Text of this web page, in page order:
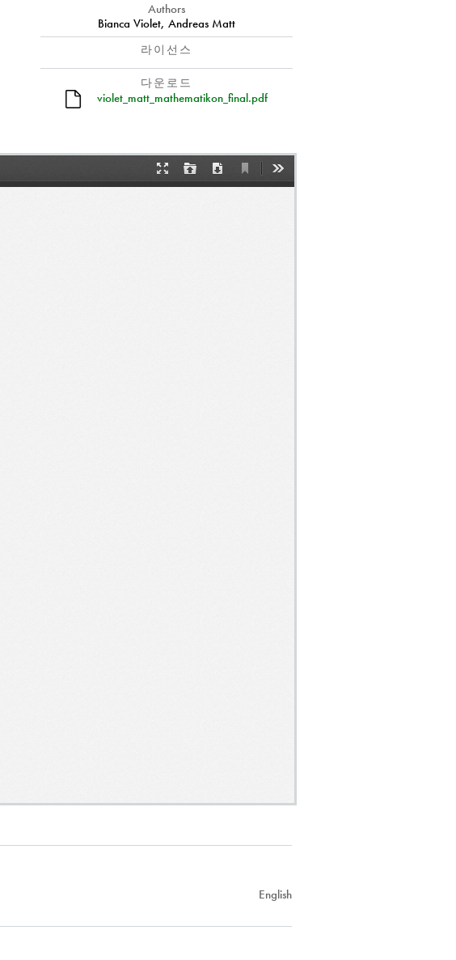
Authors
Bianca Violet, Andreas Matt
라이선스
다운로드
violet_matt_mathematikon_final.pdf
English